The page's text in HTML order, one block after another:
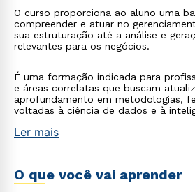
O curso proporciona ao aluno uma
compreender e atuar no
sua estruturação até a análise e
relevantes para os negócios.
É uma formação indicada para
e áreas correlatas que buscam
aprofundamento em metodologias,
voltadas à ciência de dados e à
Ler mais
O que você vai aprender